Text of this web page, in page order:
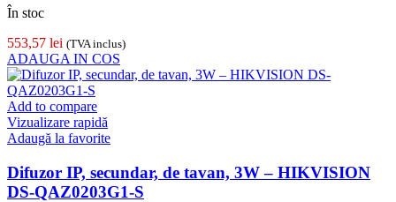
În stoc
553,57 lei (TVA inclus)
ADAUGA IN COS
Add to compare
Vizualizare rapidă
Adaugă la favorite
Difuzor IP, secundar, de tavan, 3W – HIKVISION
DS-QAZ0203G1-S